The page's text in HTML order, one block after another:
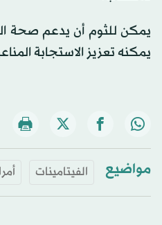
يمكن للثوم أن يدعم صحة
يمكنه تعزيز الاستجابة
مواضيع الفيتامينات